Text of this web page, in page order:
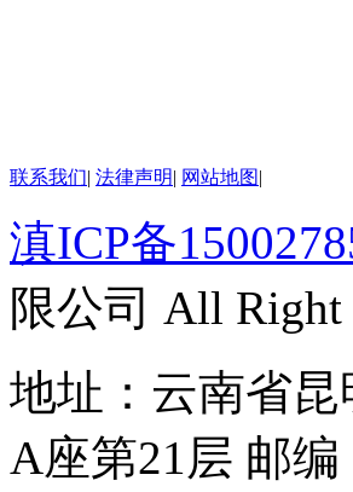
联系我们| 法律声明| 网站地图|
滇ICP备
限公司 All Right
地址：云南省
A座第21层 邮编